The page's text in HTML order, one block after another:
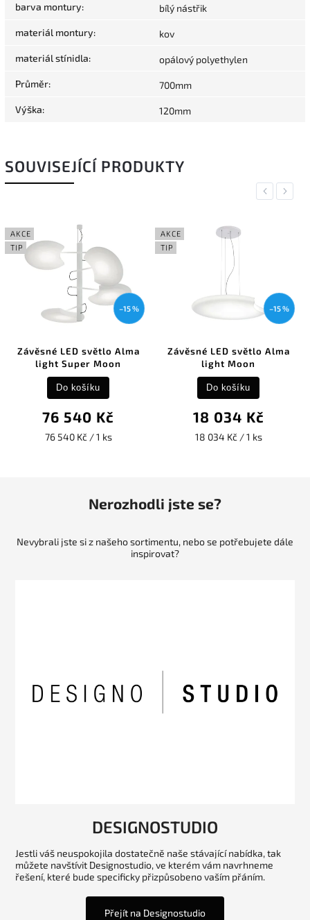
barva montury: bílý nástřik
materiál montury: kov
materiál stínidla: opálový polyethylen
Průměr: 700mm
Výška: 120mm
SOUVISEJÍCÍ PRODUKTY
Previous
AKCE
TIP
–15 %
Závěsné LED světlo Alma
light Super Moon
76 540 Kč
76 540 Kč / 1 ks
Do košíku
AKCE
TIP
–15 %
Závěsné LED světlo Alma
light Moon
18 034 Kč
18 034 Kč / 1 ks
Do košíku
Next
Nerozhodli jste se?
Nevybrali jste si z našeho sortimentu, nebo se potřebujete dále
inspirovat?
DESIGNOSTUDIO
Jestli váš neuspokojila dostatečně naše stávající nabídka, tak
můžete navštívit Designostudio, ve kterém vám navrhneme
řešení, které bude specificky přizpůsobeno vaším přáním.
Přejít na Designostudio